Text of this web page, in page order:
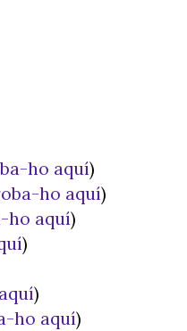
ho aquí)
ho aquí)
ho aquí)
)
)
ho aquí)